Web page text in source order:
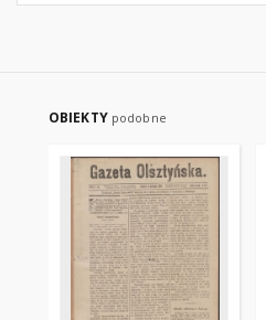
OBIEKTY podobne